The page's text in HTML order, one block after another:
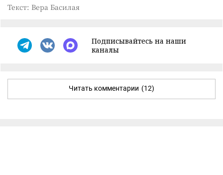
Текст: Вера Басилая
Подписывайтесь на наши
каналы
Читать комментарии (12)